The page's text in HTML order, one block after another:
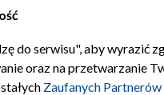
Regulamin TVP
do serwisu", aby wyrazić
oraz na przetwarzanie
Zaufanych